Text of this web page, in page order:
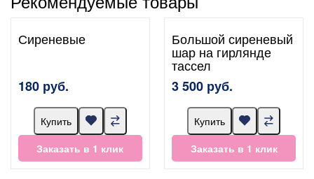
Сиреневые
180 руб.
Купить
Заказать в 1 клик
Большой сиреневый
шар на гирлянде
тассел
3 500 руб.
Купить
Заказать в 1 клик